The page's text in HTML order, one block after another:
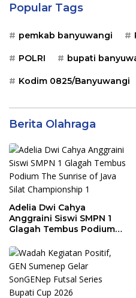
Popular Tags
pemkab banyuwangi
POLRI bupati
Kodim 0825/Banyuwangi
Berita Olahraga
Adelia Dwi Cahya
Anggraini Siswi SMPN 1
Glagah Tembus Podium
Championship 1